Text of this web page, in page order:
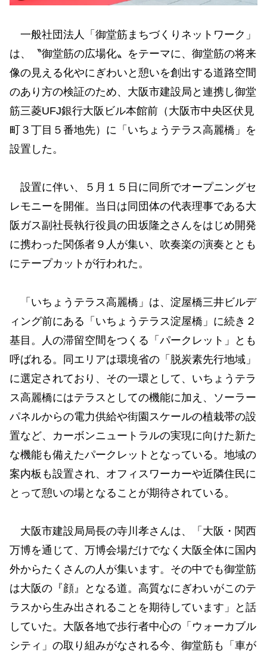
一般社団法人「御堂筋まちづくりネットワーク」
は、〝御堂筋の広場化〟をテーマに、御堂筋の将来
像の見える化やにぎわいと憩いを創出する道路空間
のあり方の検証のため、大阪市建設局と連携し御堂
筋三菱UFJ銀行大阪ビル本館前（大阪市中央区伏見
町３丁目５番地先）に「いちょうテラス高麗橋」を
設置した。
設置に伴い、５月１５日に同所でオープニングセ
レモニーを開催。当日は同団体の代表理事である大
阪ガス副社長執行役員の田坂隆之さんをはじめ開発
に携わった関係者９人が集い、吹奏楽の演奏ととも
にテープカットが行われた。
「いちょうテラス高麗橋」は、淀屋橋三井ビルデ
ィング前にある「いちょうテラス淀屋橋」に続き２
基目。人の滞留空間をつくる「パークレット」とも
呼ばれる。同エリアは環境省の「脱炭素先行地域」
に選定されており、その一環として、いちょうテラ
ス高麗橋にはテラスとしての機能に加え、ソーラー
パネルからの電力供給や街園スケールの植栽帯の設
置など、カーボンニュートラルの実現に向けた新た
な機能も備えたパークレットとなっている。地域の
案内板も設置され、オフィスワーカーや近隣住民に
とって憩いの場となることが期待されている。
大阪市建設局局長の寺川孝さんは、「大阪・関西
万博を通じて、万博会場だけでなく大阪全体に国内
外からたくさんの人が集います。その中でも御堂筋
は大阪の『顔』となる道。高質なにぎわいがこのテ
ラスから生み出されることを期待しています」と話
していた。大阪各地で歩行者中心の「ウォーカブル
シティ」の取り組みがなされる今、御堂筋も「車が